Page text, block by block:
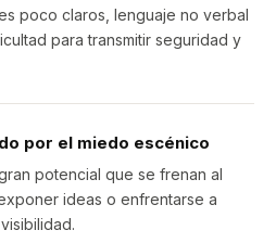
poco claros, lenguaje no verbal
para transmitir seguridad y
por el miedo escénico
potencial que se frenan al
ideas o enfrentarse a